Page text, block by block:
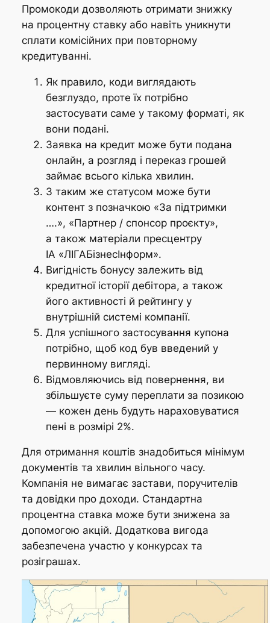
Промокоди дозволяють отримати знижку
на процентну ставку або навіть уникнути
сплати комісійних при повторному
кредитуванні.
Як правило, коди виглядають
безглуздо, проте їх потрібно
застосувати саме у такому форматі, як
вони подані.
Заявка на кредит може бути подана
онлайн, а розгляд і переказ грошей
займає всього кілька хвилин.
З таким же статусом може бути
контент з позначкою «За підтримки
….», «Партнер / спонсор проєкту»,
а також матеріали пресцентру
ІА «ЛІГАБізнесІнформ».
Вигідність бонусу залежить від
кредитної історії дебітора, а також
його активності й рейтингу у
внутрішній системі компанії.
Для успішного застосування купона
потрібно, щоб код був введений у
первинному вигляді.
Відмовляючись від повернення, ви
збільшуєте суму переплати за позикою
— кожен день будуть нараховуватися
пені в розмірі 2%.
Для отримання коштів знадобиться мінімум
документів та хвилин вільного часу.
Компанія не вимагає застави, поручителів
та довідки про доходи. Стандартна
процентна ставка може бути знижена за
допомогою акцій. Додаткова вигода
забезпечена участю у конкурсах та
розіграшах.